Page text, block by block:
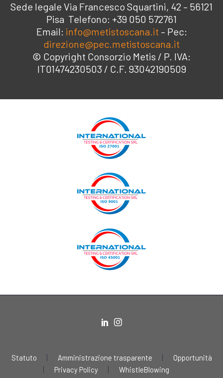
Sede legale Via Francesco Squartini, 42 – 56121
Pisa Telefono: +39 050 572761
Email: info@metistoscana.it – Pec:
direzione@pec.metistoscana.it
© Copyright Consorzio Metis / P. IVA:
IT01474230503 / C.F. 93042190509
Statuto Amministrazione trasparente
Opportunità
Privacy Policy
WhistleBlowing